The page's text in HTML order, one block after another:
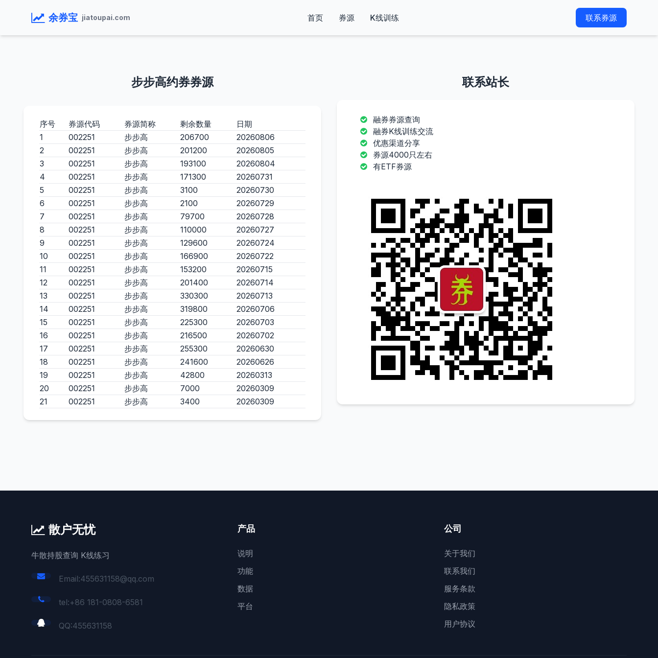
余券宝 jiatoupai.com 首页 券源 K线训练 联系券源
步步高约券券源
序号 券源代码 券源简称 剩余数量
日期
1
002251 步步高 206700
20260806
2
002251 步步高 201200
20260805
3
002251 步步高 193100
20260804
4
002251 步步高 171300
20260731
5
002251 步步高 3100
20260730
6
002251 步步高 2100
20260729
7
002251 步步高 79700
20260728
8
002251 步步高 110000
20260727
9
002251 步步高 129600
20260724
10
002251 步步高 166900
20260722
11
002251 步步高 153200
20260715
12
002251 步步高 201400
20260714
13
002251 步步高 330300
20260713
14
002251 步步高 319800
20260706
15
002251 步步高 225300
20260703
16
002251 步步高 216500
20260702
17
002251 步步高 255300
20260630
18
002251 步步高 241600
20260626
19
002251 步步高 42800
20260313
20
002251 步步高 7000
20260309
21
002251 步步高 3400 20260309
联系站长
融券券源查询
融券K线训练交流
优惠渠道分享
券源4000只左右
有ETF券源
散户无忧
牛散持股查询 K线练习
Email:455631158@qq.com
tel:+86 181-0808-6581
QQ:455631158
产品
说明
功能
数据
平台
公司
关于我们
联系我们
服务条款
隐私政策
用户协议